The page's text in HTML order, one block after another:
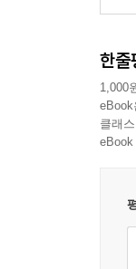
한줄
1,000
클래